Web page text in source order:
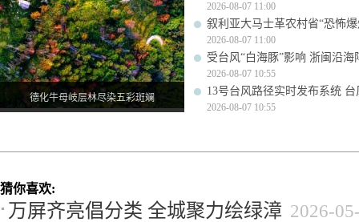
德化牛母岐层林尽染五彩斑斓
2026-08-07 11:00
叙利亚大马士革农村省“恐怖爆
2026-08-07 11:00
受台风“白海豚”影响 浙闽沿海
2026-08-07 10:55
13号台风路径实时发布系统
2026-08-07 10:55
猜你喜欢:
万屏齐亮倡分类 全城聚力绘绿漳 2026-